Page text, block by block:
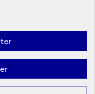
ce site sont sous